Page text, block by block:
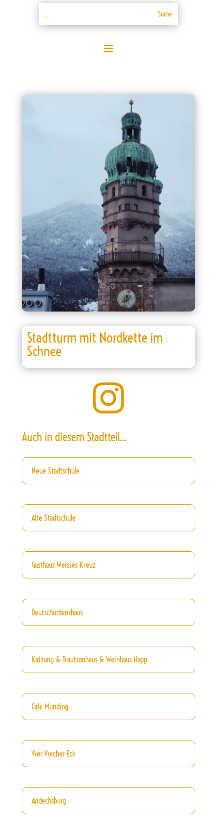
Stadtturm mit Nordkette im
Schnee

Auch in diesem Stadtteil…
Neue Stadtschule
Alte Stadtschule
Gasthaus Weisses Kreuz
Deutschordenshaus
Katzung & Trautsonhaus & Weinhaus Happ
Cafe Munding
Vier-Viecher-Eck
Andechsburg